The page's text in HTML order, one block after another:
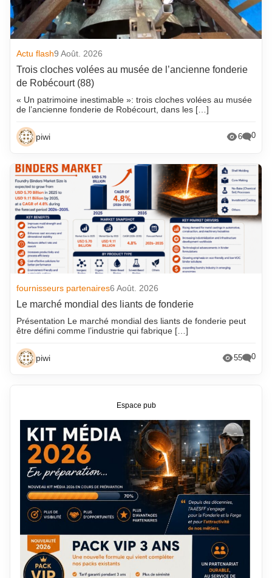
Actu flash9 Août. 2026
Trois cloches volées au musée de l’ancienne fonderie
de Robécourt (88)
« Un patrimoine inestimable »: trois cloches volées au musée
de l’ancienne fonderie de Robécourt, dans les […]
piwi 6 0
fournisseurs partenaires6 Août. 2026
Le marché mondial des liants de fonderie
Présentation Le marché mondial des liants de fonderie peut
être défini comme l’industrie qui fabrique […]
piwi 55 0
Espace pub